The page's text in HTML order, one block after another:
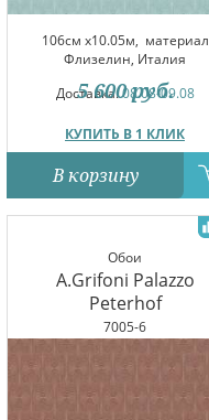
106см x10.05м, материал
Флизелин, Италия
Доставка:08.08-09.08
КУПИТЬ В 1 КЛИК
5 600 руб.
В корзину
Обои
A.Grifoni Palazzo
Peterhof
7005-6